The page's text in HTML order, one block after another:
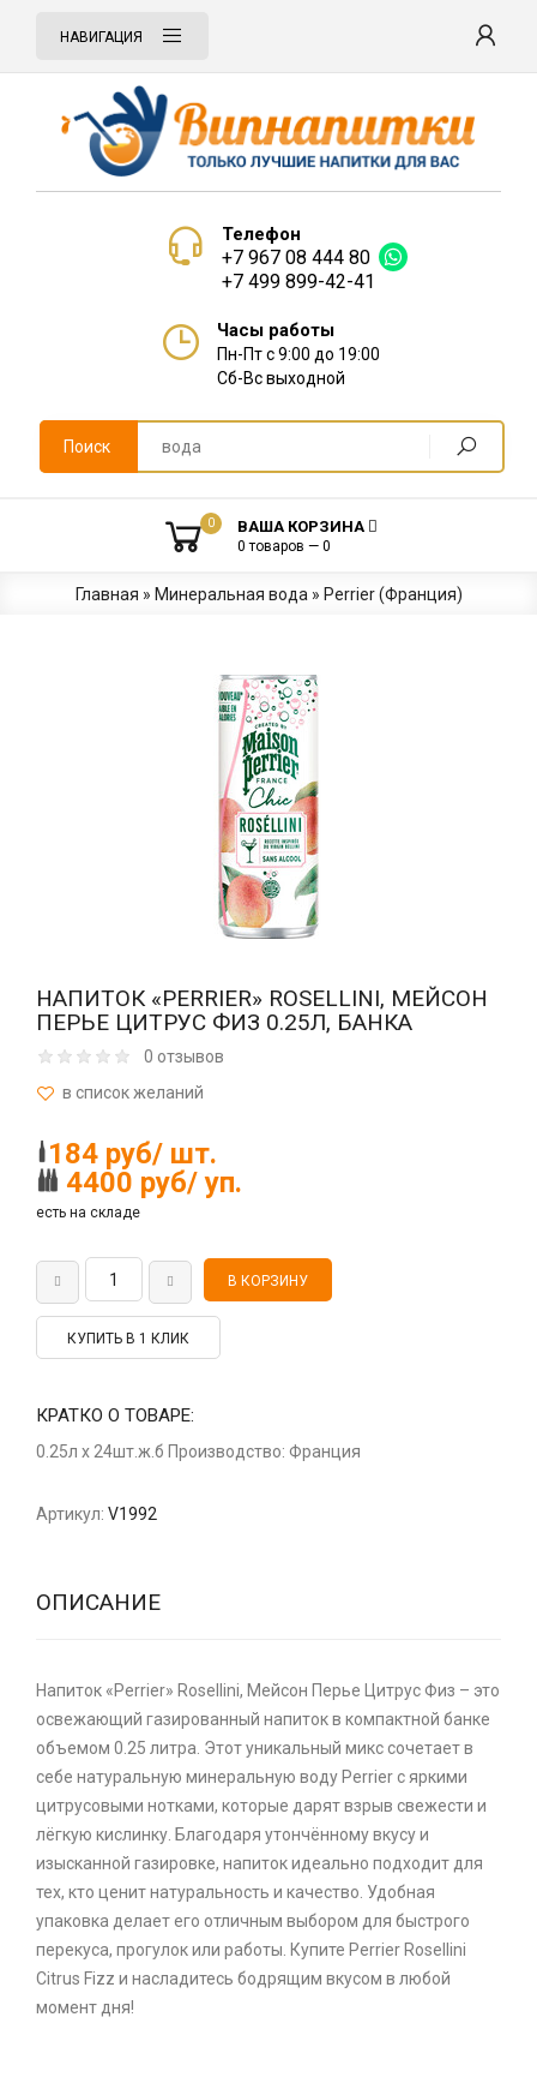
НАВИГАЦИЯ
Телефон
+7 967 08 444 80
+7 499 899-42-41
Часы работы
Пн-Пт с 9:00 до 19:00
Сб-Вс выходной
Поиск
0 ВАША КОРЗИНА
0 товаров — 0
Главная » Минеральная вода » Perrier (Франция)
НАПИТОК «PERRIER» ROSELLINI, МЕЙСОН
ПЕРЬЕ ЦИТРУС ФИЗ 0.25Л, БАНКА
0 отзывов
184 руб/ шт.
4400 руб/ уп.
есть на складе
КУПИТЬ В 1 КЛИК
КРАТКО О ТОВАРЕ:
0.25л x 24шт.ж.б Производство: Франция
Артикул: V1992
ОПИСАНИЕ
Напиток «Perrier» Rosellini, Мейсон Перье Цитрус Физ – это
освежающий газированный напиток в компактной банке
объемом 0.25 литра. Этот уникальный микс сочетает в
себе натуральную минеральную воду Perrier с яркими
цитрусовыми нотками, которые дарят взрыв свежести и
лёгкую кислинку. Благодаря утончённому вкусу и
изысканной газировке, напиток идеально подходит для
тех, кто ценит натуральность и качество. Удобная
упаковка делает его отличным выбором для быстрого
перекуса, прогулок или работы. Купите Perrier Rosellini
Citrus Fizz и насладитесь бодрящим вкусом в любой
момент дня!